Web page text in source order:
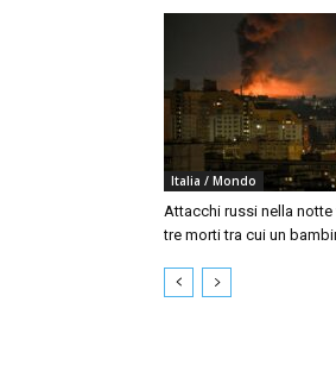
Italia / Mondo
Attacchi russi nella notte
tre morti tra cui un